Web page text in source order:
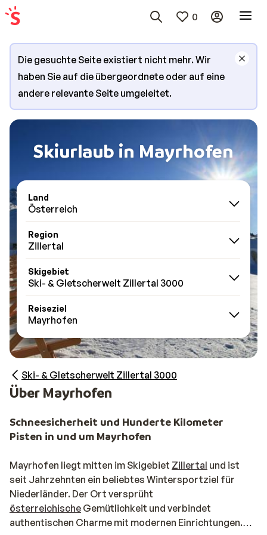
0
Die gesuchte Seite existiert nicht mehr. Wir
haben Sie auf die übergeordnete oder auf eine
andere relevante Seite umgeleitet.
Skiurlaub in Mayrhofen
Land
Österreich
Region
Zillertal
Skigebiet
Ski- & Gletscherwelt Zillertal 3000
Reiseziel
Mayrhofen
Ski- & Gletscherwelt Zillertal 3000
Über Mayrhofen
Schneesicherheit und Hunderte Kilometer
Pisten in und um Mayrhofen
Mayrhofen liegt mitten im Skigebiet Zillertal und ist
seit Jahrzehnten ein beliebtes Wintersportziel für
Niederländer. Der Ort versprüht
österreichische Gemütlichkeit und verbindet
authentischen Charme mit modernen Einrichtungen.